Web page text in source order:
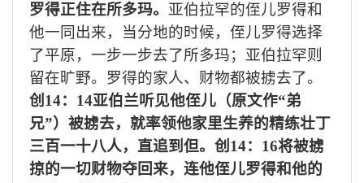
罗得正住在所多玛。 亚伯拉罕的侄儿罗得和
他一同出来，当分地的时候，侄儿罗得选择
了平原，一步一步去了所多玛；亚伯拉罕则
留在旷野。罗得的家人、财物都被掳去了。
创 14： 14亚伯兰听见他侄儿（原文作“弟
兄”）被掳去，就率领他家里生养的精练壮丁
三百一十八人，直追到但。创 14： 16将被掳
掠的一切财物夺回来，连他侄儿罗得和他的